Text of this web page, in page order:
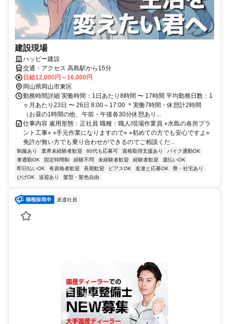
建設現場
ハッピー建設
交通・アクセス 高島駅から15分
日給12,000円～16,000円
岡山県岡山市東区
勤務時間詳細 実働時間：1日あたり8時間 〜 17時間 平均勤務日数：1
ヶ月あたり23日 〜 26日 8:00～17:00 ＊実働7時間・休憩計2時間
（お昼の1時間の他、午前・午後各30分休憩あり...
仕事内容 雇用形態：正社員 職種：職人/現場作業員 ⭐︎水島の各所プラ
ント工事⭐︎ ⭐︎手元作業になりますので⭐︎ ⭐︎初めての方でも安心ですよ⭐︎
免許が無い方でも乗り合わせができるのでご相談くだ...
制服あり 業界未経験者歓迎 60代も応募可 資格取得支援あり
バイク通勤OK
車通勤OK
固定時間制 経験不問 未経験者歓迎 経験者歓迎
週払いOK
即日払いOK
有資格者歓迎 長期歓迎 ピアスOK 友達と応募OK
寮・社宅あり
ひげOK
送迎あり 髪型・髪色自由
派遣社員